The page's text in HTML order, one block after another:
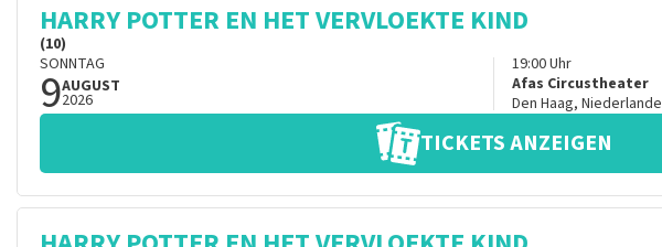
HARRY POTTER EN HET VERVLOEKTE KIND
(10)
SONNTAG
9AUGUST
2026
19:00Uhr
Afas Circustheater
Den Haag, Niederlande
TICKETS ANZEIGEN